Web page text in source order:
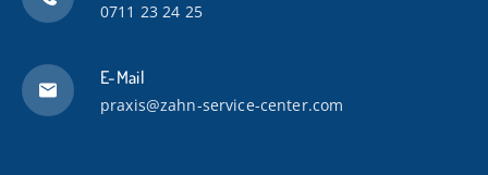
0711 23 24 25
E-Mail
praxis@zahn-service-center.com